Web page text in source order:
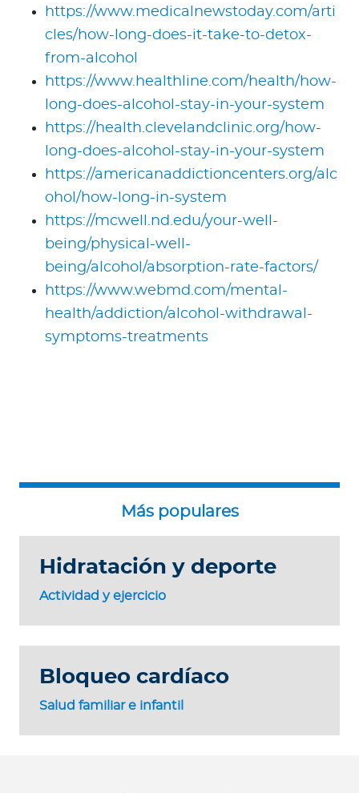
https://www.medicalnewstoday.com/arti
cles/how-long-does-it-take-to-detox-
from-alcohol
https://www.healthline.com/health/how-
long-does-alcohol-stay-in-your-system
https://health.clevelandclinic.org/how-
long-does-alcohol-stay-in-your-system
https://americanaddictioncenters.org/alc
ohol/how-long-in-system
https://mcwell.nd.edu/your-well-
being/physical-well-
being/alcohol/absorption-rate-factors/
https://www.webmd.com/mental-
health/addiction/alcohol-withdrawal-
symptoms-treatments
Actividad y ejercicio
Hidratación y deporte
Salud familiar e infantil
Bloqueo cardíaco